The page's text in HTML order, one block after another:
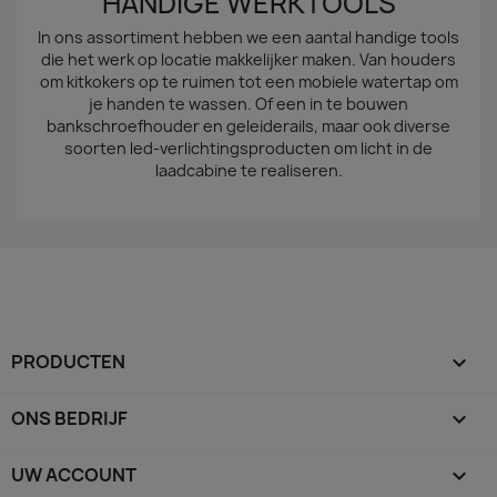
In ons assortiment hebben we een aantal handige tools
die het werk op locatie makkelijker maken. Van houders
om kitkokers op te ruimen tot een mobiele watertap om
je handen te wassen. Of een in te bouwen
bankschroefhouder en geleiderails, maar ook diverse
soorten led-verlichtingsproducten om licht in de
laadcabine te realiseren.
PRODUCTEN 
ONS BEDRIJF 
UW ACCOUNT 